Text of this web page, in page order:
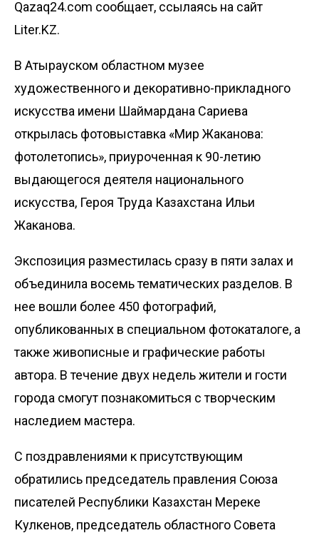
Qazaq24.com сообщает, ссылаясь на сайт
Liter.KZ.
В Атырауском областном музее
художественного и декоративно-прикладного
искусства имени Шаймардана Сариева
открылась фотовыставка «Мир Жаканова:
фотолетопись», приуроченная к 90-летию
выдающегося деятеля национального
искусства, Героя Труда Казахстана Ильи
Жаканова.
Экспозиция разместилась сразу в пяти залах и
объединила восемь тематических разделов. В
нее вошли более 450 фотографий,
опубликованных в специальном фотокаталоге, а
также живописные и графические работы
автора. В течение двух недель жители и гости
города смогут познакомиться с творческим
наследием мастера.
С поздравлениями к присутствующим
обратились председатель правления Союза
писателей Республики Казахстан Мереке
Кулкенов, председатель областного Совета